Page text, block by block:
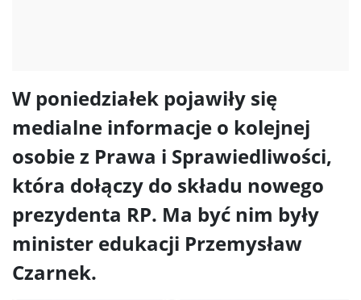
W poniedziałek pojawiły się
medialne informacje o kolejnej
osobie z Prawa i Sprawiedliwości,
która dołączy do składu nowego
prezydenta RP. Ma być nim były
minister edukacji Przemysław
Czarnek.